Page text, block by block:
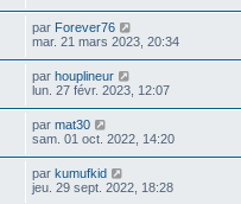
par Forever76
mar. 21 mars 2023, 20:34
par houplineur
lun. 27 févr. 2023, 12:07
par mat30
sam. 01 oct. 2022, 14:20
par kumufkid
jeu. 29 sept. 2022, 18:28